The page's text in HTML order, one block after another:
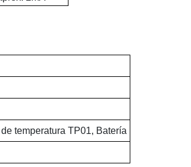
temperatura TP01, Batería